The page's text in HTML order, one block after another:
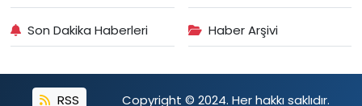
Son Dakika Haberleri Haber Arşivi
RSS Copyright © 2024. Her hakkı saklıdır.